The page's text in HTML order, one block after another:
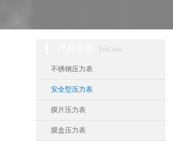
ProClass
不锈钢压力表
安全型压力表
膜片压力表
膜盒压力表